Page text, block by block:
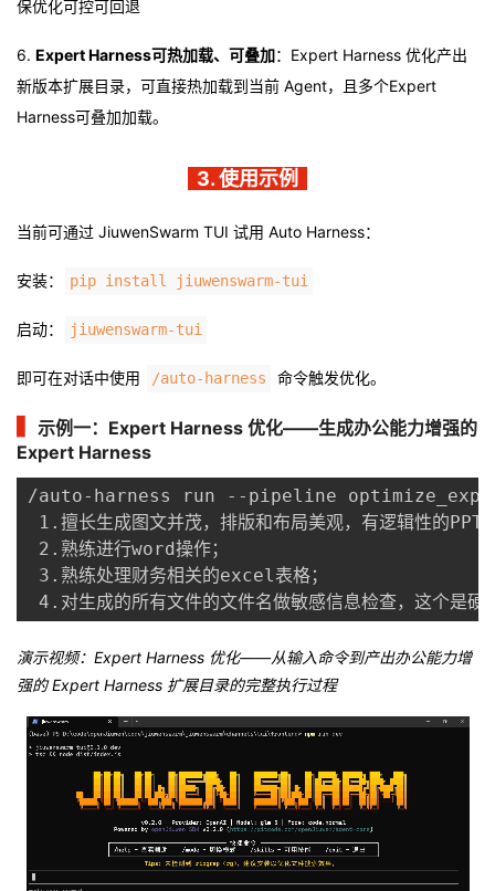
保优化可控可回退
6. Expert Harness可热加载、可叠加：Expert Harness 优化产出
新版本扩展目录，可直接热加载到当前 Agent，且多个Expert
Harness可叠加加载。
3. 使用示例
当前可通过 JiuwenSwarm TUI 试用 Auto Harness：
安装： pip install jiuwenswarm-tui
启动： jiuwenswarm-tui
即可在对话中使用 /auto-harness 命令触发优化。
示例一：Expert Harness 优化——生成办公能力增强的
Expert Harness
/auto-harness run --pipeline
1.擅长生成图文并茂，排版和布局美观，有逻辑性的PPT
2.熟练进行word操作；
3.熟练处理财务相关的excel表格；
4.对生成的所有文件的文件名做敏感信息检查，这个是硬
演示视频：Expert Harness 优化——从输入命令到产出办公能力增
强的 Expert Harness 扩展目录的完整执行过程